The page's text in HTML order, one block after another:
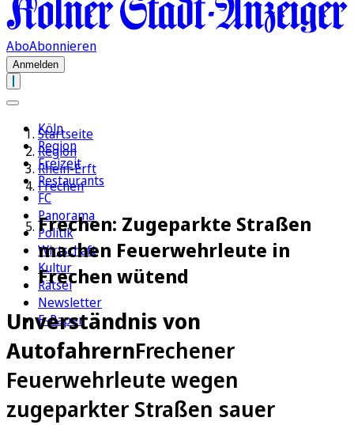
AboAbonnieren
Anmelden
Köln
Region
Freizeit
Restaurants
FC
Panorama
Politik
Wirtschaft
Kultur
Rätsel
Newsletter
E-Paper
Startseite
Region
Rhein-Erft
Frechen
Frechen: Zugeparkte Straßen
machen Feuerwehrleute in
Frechen wütend
Unverständnis von
AutofahrernFrechener
Feuerwehrleute wegen
zugeparkter Straßen sauer